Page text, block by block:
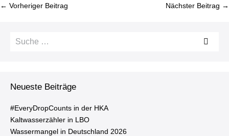
Bei­
← Vorheriger Beitrag Nächster Beitrag →
Suche
Neueste Beiträge
#Ever­y­Drop­Counts in der HKA
Kalt­was­ser­zäh­ler in LBO
Was­ser­man­gel in Deutsch­land 2026